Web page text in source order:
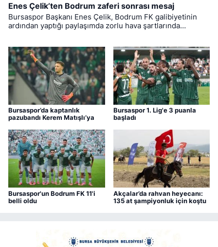
Enes Çelik’ten Bodrum zaferi sonrası mesaj
Bursaspor Başkanı Enes Çelik, Bodrum FK galibiyetinin
ardından yaptığı paylaşımda zorlu hava şartlarında
etti.
Bursaspor’da kaptanlık
pazubandı Kerem Matışlı’ya
Bursaspor 1. Lig'e 3 puanla
başladı
Bursaspor'un Bodrum FK 11'i
belli oldu
Akçalar’da rahvan heyecanı:
135 at şampiyonluk için koştu